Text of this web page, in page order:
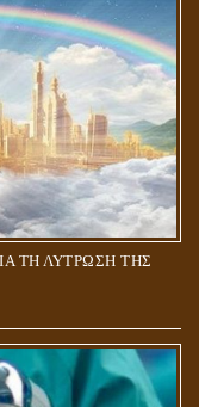
ΤΗ ΛΥΤΡΩΣΗ ΤΗΣ